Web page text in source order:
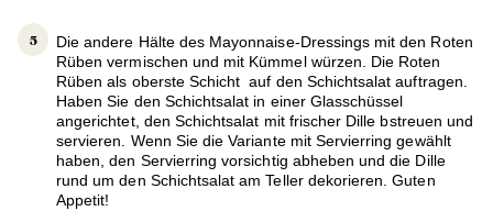
Die andere Hälte des Mayonnaise-Dressings mit den Roten
Rüben vermischen und mit Kümmel würzen. Die Roten
Rüben als oberste Schicht auf den Schichtsalat auftragen.
Haben Sie den Schichtsalat in einer Glasschüssel
angerichtet, den Schichtsalat mit frischer Dille bstreuen und
servieren. Wenn Sie die Variante mit Servierring gewählt
haben, den Servierring vorsichtig abheben und die Dille
rund um den Schichtsalat am Teller dekorieren. Guten
Appetit!